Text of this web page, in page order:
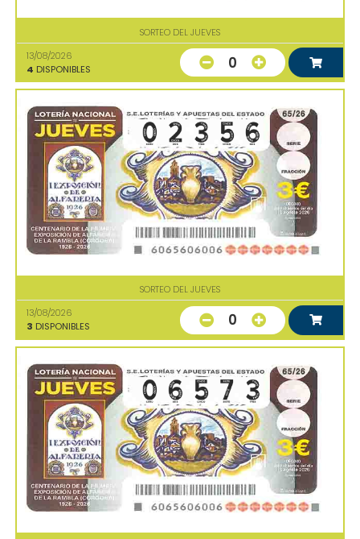
SORTEO DEL JUEVES
13/08/2026
4 DISPONIBLES 0
SORTEO DEL JUEVES
13/08/2026
3 DISPONIBLES 0